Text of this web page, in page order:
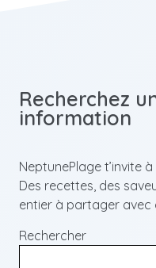
Recherchez
information
NeptunePlage t’invite
Des recettes, des
entier à partager avec
Rechercher